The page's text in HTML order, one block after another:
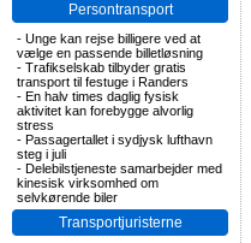
Persontransport
- Unge kan rejse billigere ved at
vælge en passende billetløsning
- Trafikselskab tilbyder gratis
transport til festuge i Randers
- En halv times daglig fysisk
aktivitet kan forebygge alvorlig
stress
- Passagertallet i sydjysk lufthavn
steg i juli
- Delebilstjeneste samarbejder med
kinesisk virksomhed om
selvkørende biler
Transportjuristerne